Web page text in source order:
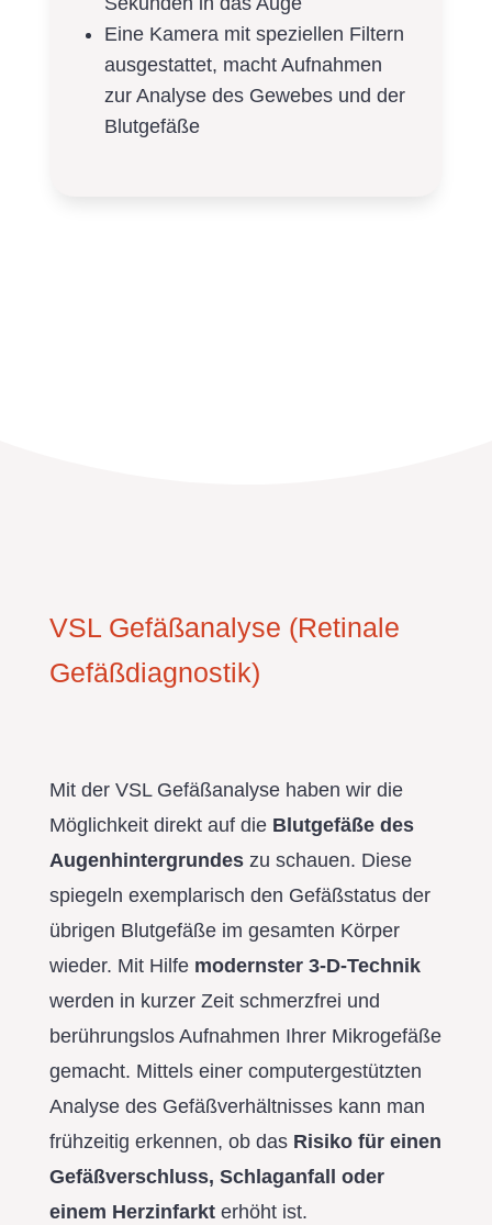
Eine Kamera mit speziellen Filtern
ausgestattet, macht Aufnahmen
zur Analyse des Gewebes und der
Blutgefäße
VSL Gefäßanalyse (Retinale
Gefäßdiagnostik)
Mit der VSL Gefäßanalyse haben wir die
Möglichkeit direkt auf die Blutgefäße des
Augenhintergrundeszu schauen. Diese
spiegeln exemplarisch den Gefäßstatus der
übrigen Blutgefäße im gesamten Körper
wieder. Mit Hilfe modernster 3-D-Technik
werden in kurzer Zeit schmerzfrei und
berührungslos Aufnahmen Ihrer Mikrogefäße
gemacht. Mittels einer computergestützten
Analyse des Gefäßverhältnisses kann man
frühzeitig erkennen, ob das Risiko für einen
Gefäßverschluss, Schlaganfall oder
einem Herzinfarkterhöht ist.